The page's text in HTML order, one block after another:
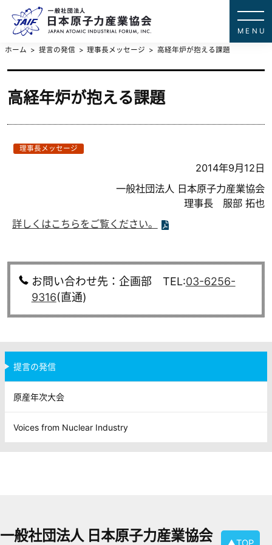
ホーム 提言の発信 理事長メッセージ 高経年炉が抱える課題
高経年炉が抱える課題
理事長メッセージ
2014年9月12日
一般社団法人 日本原子力産業協会
理事長 服部 拓也
詳しくはこちらをご覧ください。
お問い合わせ先：企画部 TEL:03-6256-
9316(直通)
提言の発信
原産年次大会
Voices from Nuclear Industry
一般社団法人 日本原子力産業協会